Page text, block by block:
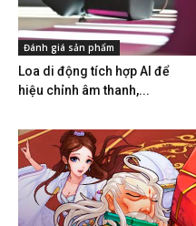
Đánh giá sản phẩm
Loa di động tích hợp AI để
hiệu chỉnh âm thanh,...